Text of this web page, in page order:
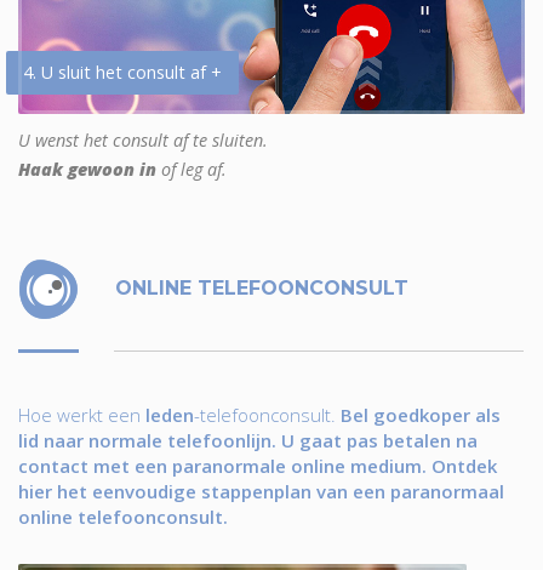
4. U sluit het consult af +
U wenst het consult af te sluiten.
Haak gewoon in of leg af.
ONLINE TELEFOONCONSULT
Hoe werkt een leden-telefoonconsult. Bel goedkoper als
lid naar normale telefoonlijn. U gaat pas betalen na
contact met een paranormale online medium. Ontdek
hier het eenvoudige stappenplan van een paranormaal
online telefoonconsult.